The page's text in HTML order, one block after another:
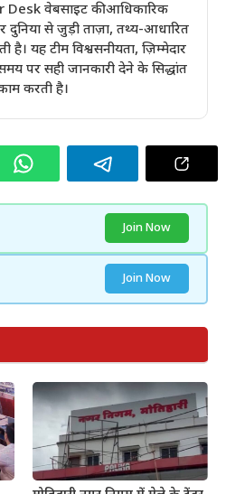
वेबसाइट की आधिकारिक
दुनिया से जुड़ी ताज़ा, तथ्य-आधारित
है। यह टीम विश्वसनीयता, ज़िम्मेदार
पर सही जानकारी देने के सिद्धांत
करती है।
Join Now
Join Now